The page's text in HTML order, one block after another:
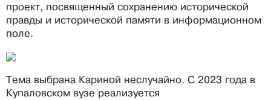
проект, посвященный сохранению исторической
правды и исторической памяти в информационном
поле.
Тема выбрана Кариной неслучайно. С 2023 года в
Купаловском вузе реализуется